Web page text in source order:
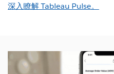
深入瞭解 Tableau Pulse。